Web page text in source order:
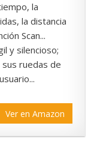
la
la distancia
Scan...
y silencioso;
ruedas de
Ver en Amazon